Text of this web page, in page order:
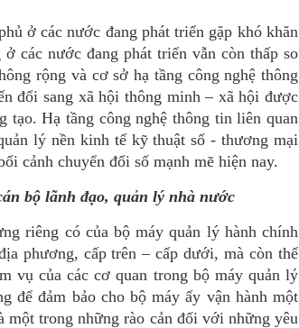
ở các nước đang phát triển gặp khó khăn
các nước đang phát triển vẫn còn thấp so
rộng và cơ sở hạ tầng công nghệ thông
đổi sang xã hội thông minh – xã hội được
Hạ tầng công nghệ thông tin liên quan
lý nền kinh tế kỹ thuật số - thương mại
cảnh chuyển đổi số mạnh mẽ hiện nay.
bộ lãnh đạo, quản lý nhà nước
riêng có của bộ máy quản lý hành chính
phương, cấp trên – cấp dưới, mà còn thể
vụ của các cơ quan trong bộ máy quản lý
để đảm bảo cho bộ máy ấy vận hành một
một trong những rào cản đối với những yêu